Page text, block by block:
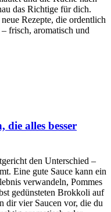
das Richtige für dich.
Rezepte, die ordentlich
frisch, aromatisch und
die alles besser
den Unterschied –
Eine gute Sauce kann ein
verwandeln, Pommes
gedünsteten Brokkoli auf
dir vier Saucen vor, die du